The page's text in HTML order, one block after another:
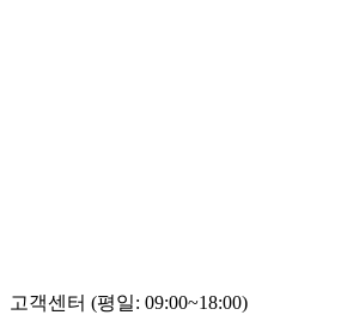
고객센터 (평일: 09:00~18:00)